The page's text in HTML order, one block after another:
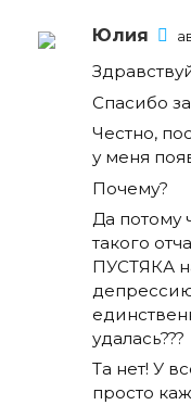
Юлия
Спасибо
Честно,
у меня
Почему?
Да потому
такого
ПУСТЯКА
удалась???
Та нет! У
просто